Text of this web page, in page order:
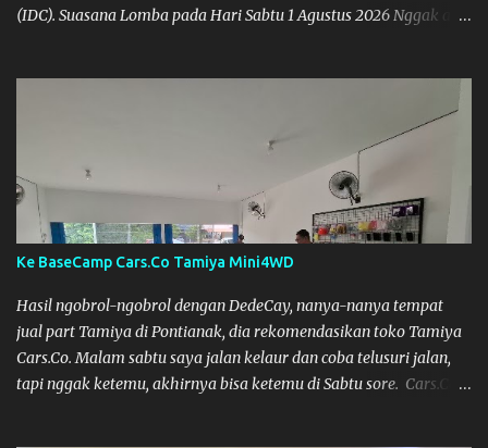
(IDC). Suasana Lomba pada Hari Sabtu 1 Agustus 2026 Nggak ada
itu juga ada janji mau main ke Agus Tamiya dulu sebenarnya, tapi
karena mepet waktu, jadi lebih banyak main disini. Oiya, untuk
lomba ini lokasinya adalah di Port 99 Kota Pontianak. Pamflet
Lomba Tamiya Oiya sebagai Informasi, Saya dan Muzkha baru
pertama kali main disini. ya hitungannya saya sebagai new
comer lah :) Coach Dilla lagi setting Mobilnya
Ke BaseCamp Cars.Co Tamiya Mini4WD
Hasil ngobrol-ngobrol dengan DedeCay, nanya-nanya tempat
jual part Tamiya di Pontianak, dia rekomendasikan toko Tamiya
Cars.Co. Malam sabtu saya jalan kelaur dan coba telusuri jalan,
tapi nggak ketemu, akhirnya bisa ketemu di Sabtu sore. Cars.Co